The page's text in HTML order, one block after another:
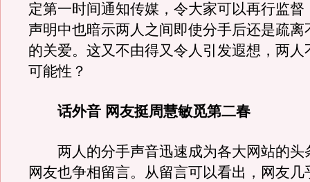
定第一时间通知传媒，令大家可以再行监督
声明中也暗示两人之间即使分手后还是疏离
的关爱。这又不由得又令人引发遐想，两人
可能性？
话外音 网友挺周慧敏觅第二春
两人的分手声音迅速成为各大网站的头
网友也争相留言。从留言可以看出，网友几